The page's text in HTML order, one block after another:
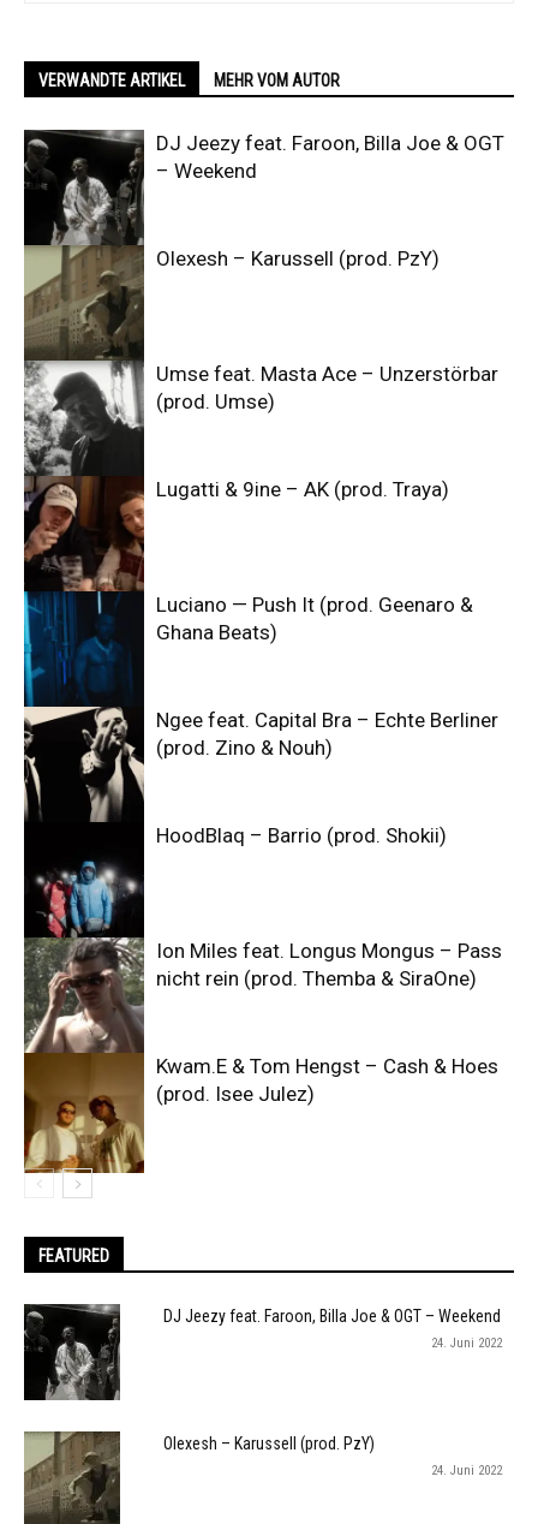
VERWANDTE ARTIKEL MEHR VOM AUTOR
DJ Jeezy feat. Faroon, Billa Joe & OGT
– Weekend
Olexesh – Karussell (prod. PzY)
Umse feat. Masta Ace – Unzerstörbar
(prod. Umse)
Lugatti & 9ine – AK (prod. Traya)
Luciano — Push It (prod. Geenaro &
Ghana Beats)
Ngee feat. Capital Bra – Echte Berliner
(prod. Zino & Nouh)
HoodBlaq – Barrio (prod. Shokii)
Ion Miles feat. Longus Mongus – Pass
nicht rein (prod. Themba & SiraOne)
Kwam.E & Tom Hengst – Cash & Hoes
(prod. Isee Julez)
FEATURED
DJ Jeezy feat. Faroon, Billa Joe & OGT – Weekend
24. Juni 2022
Olexesh – Karussell (prod. PzY)
24. Juni 2022